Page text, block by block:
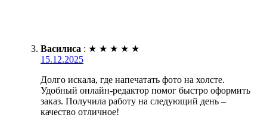
Василиса : ★ ★ ★ ★ ★
15.12.2025
Долго искала, где напечатать фото на холсте.
Удобный онлайн-редактор помог быстро оформить
заказ. Получила работу на следующий день –
качество отличное!